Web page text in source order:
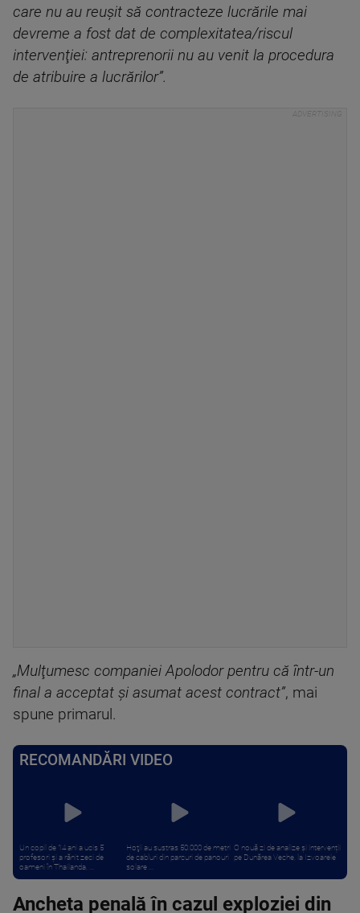
care nu au reuşit să contracteze lucrările mai
devreme a fost dat de complexitatea/riscul
intervenţiei: antreprenorii nu au venit la procedura
de atribuire a lucrărilor”.
„Mulţumesc companiei Apolodor pentru că într-un
final a acceptat şi asumat acest contract”, mai
spune primarul.
RECOMANDĂRI VIDEO
Un copil de 14 ani a ucis 5
profesori și a rănit zeci de
oameni în Thailanda, ...
Hoţii au sustras 50.000 de metri
de cabluri din parcuri de panouri
solare ...
O nouă zi de analize și intervenții
pe Dunărea Veche, la Izvoarele
Ancheta penală în cazul exploziei din